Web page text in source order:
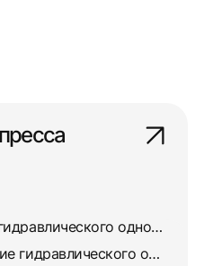
Диагностика и ремонт гидравлического одностоечного пресса П6330
Ремонт и восстановление гидравлического одностоечного пресса П6320